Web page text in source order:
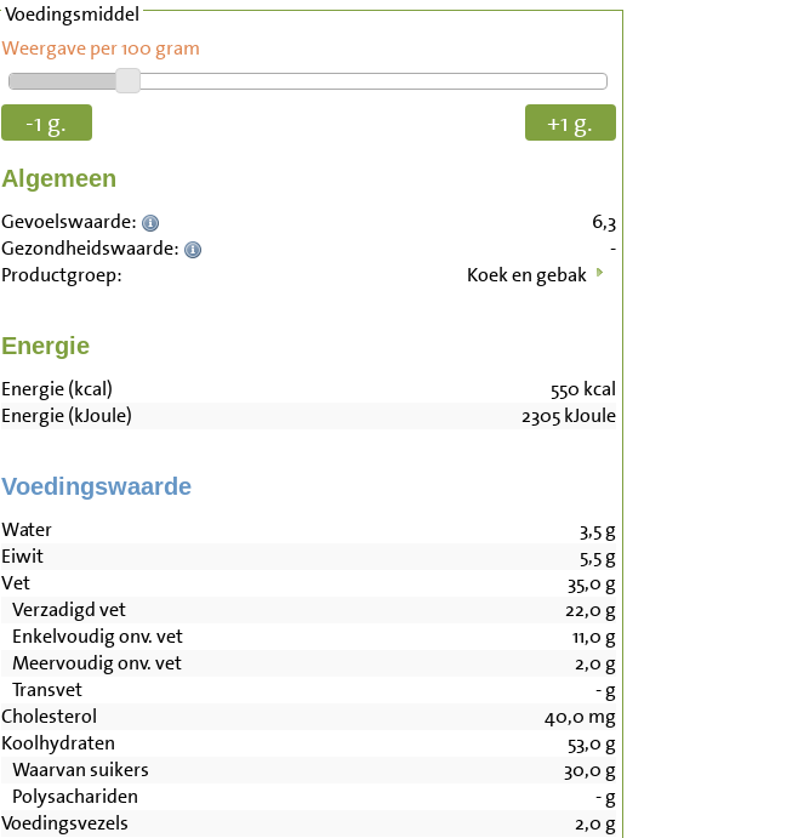
Voedingsmiddel
Weergave per 100 gram
-1 g. +1 g.
Algemeen
Gevoelswaarde:
6,3
Gezondheidswaarde:
-
Productgroep:
Koek en gebak
Energie
Energie (kcal) 550 kcal
Energie (kJoule)
2305kJoule
Voedingswaarde
Water 3,5g
Eiwit
5,5g
Vet
35,0 g
Verzadigd vet
22,0 g
Enkelvoudig onv. vet
11,0 g
Meervoudig onv. vet
2,0 g
Transvet
-g
Cholesterol
40,0 mg
Koolhydraten
53,0 g
Waarvan suikers
30,0 g
Polysachariden
-g
Voedingsvezels
2,0 g